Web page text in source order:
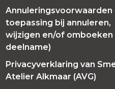
Annuleringsvoorwaarden
toepassing bij annuleren,
wijzigen en/of omboeken
deelname)
Privacyverklaring van
Atelier Alkmaar (AVG)